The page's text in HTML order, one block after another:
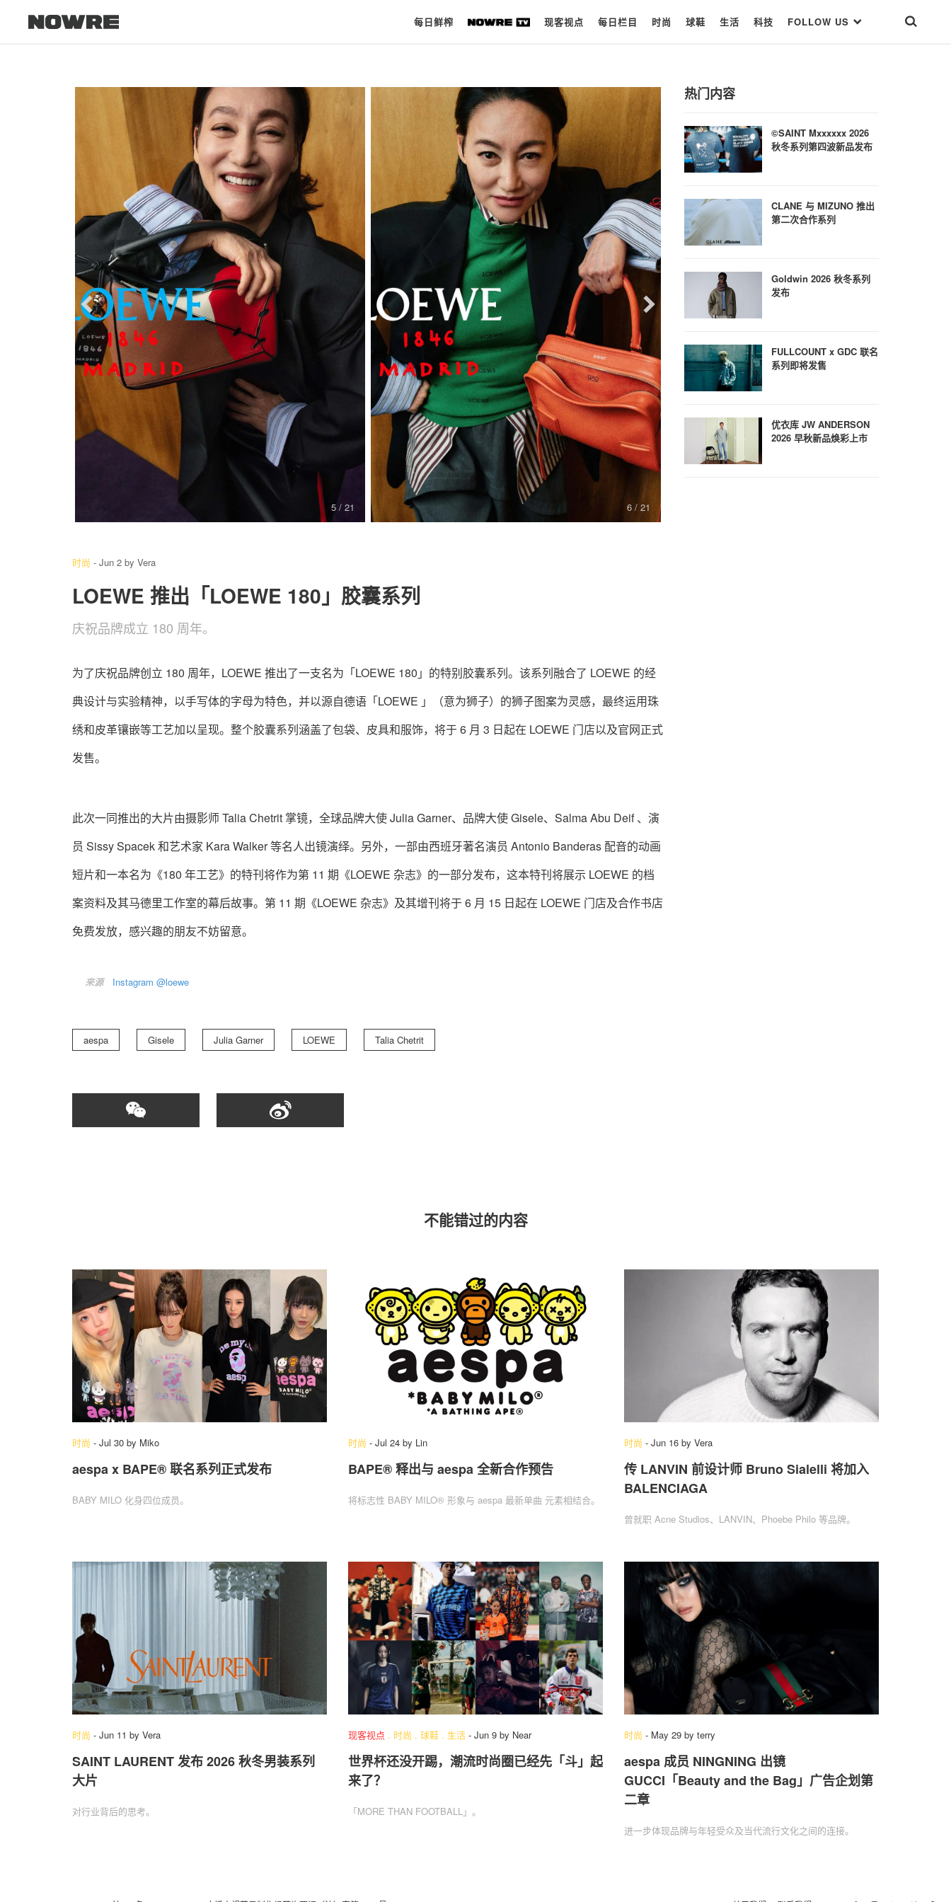
每日鲜榨 现客视点 每日栏目 时尚 球鞋 生活 科技 FOLLOW US
现客视点
每日栏目
时 尚
球 鞋
生 活
科 技
关于我们 联系我们
7 / 21 8 / 21
时尚 - Jun 2 by Vera
LOEWE 推出「LOEWE 180」‌胶囊系列
庆祝品牌成立 180 周年。
为了庆祝品牌创立 180 周年，LOEWE 推出了一支名为「LOEWE 180」‌的特别胶囊系列。该系列融合了 LOEWE 的经
典设计与实验精神，以手写体的字母为特色，并以源自德语「LOEWE 」‌（意为狮子）的狮子图案为灵感，最终运用珠
绣和皮革镶嵌等工艺加以呈现。整个胶囊系列涵盖了包袋、皮具和服饰，将于 6 月 3 日起在 LOEWE 门店以及官网正式
发售。
此次一同推出的大片由摄影师 Talia Chetrit 掌镜，全球品牌大使 Julia Garner、品牌大使 Gisele、Salma Abu Deif 、演
员 Sissy Spacek 和艺术家 Kara Walker 等名人出镜演绎。另外，一部由西班牙著名演员 Antonio Banderas 配音的动画
短片和一本名为《180 年工艺》的特刊将作为第 11 期《LOEWE 杂志》的一部分发布，这本特刊将展示 LOEWE 的档
案资料及其马德里工作室的幕后故事。第 11 期《LOEWE 杂志》及其增刊将于 6 月 15 日起在 LOEWE 门店及合作书店
免费发放，感兴趣的朋友不妨留意。
来源 Instagram @loewe
aespa Gisele Julia Garner LOEWE Talia Chetrit
热门内容
©SAINT Mxxxxxx 2026
秋冬系列第四波新品发布
CLANE 与 MIZUNO 推出
第二次合作系列
Goldwin 2026 秋冬系列
发布
FULLCOUNT x GDC 联名
系列即将发售
优衣库 JW ANDERSON
2026 早秋新品焕彩上市
不能错过的内容
时尚 - Jul 30 by Miko
aespa x BAPE® 联名系列正式发布
BABY MILO 化身四位成员。
时尚 - Jul 24 by Lin
BAPE® 释出与 aespa 全新合作预告
将标志性 BABY MILO® 形象与 aespa 最新单曲 元素相结合。
时尚 - Jun 16 by Vera
传 LANVIN 前设计师 Bruno Sialelli 将加入
BALENCIAGA
曾就职 Acne Studios、LANVIN、Phoebe Philo 等品牌。
时尚 - Jun 11 by Vera
SAINT LAURENT 发布 2026 秋冬男装系列
大片
对行业背后的思考。
现客视点 . 时尚 . 球鞋 . 生活 - Jun 9 by Near
世界杯还没开踢，潮流时尚圈已经先「斗」起
来了？
「MORE THAN FOOTBALL」。
时尚 - May 29 by terry
aespa 成员 NINGNING 出镜
GUCCI「Beauty and the Bag」广告企划第
二章
进一步体现品牌与年轻受众及当代流行文化之间的连接。